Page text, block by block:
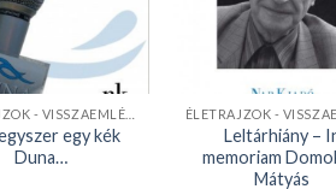
egy kék
Duna…
Leltárhiány –
memoriam
Mátyás